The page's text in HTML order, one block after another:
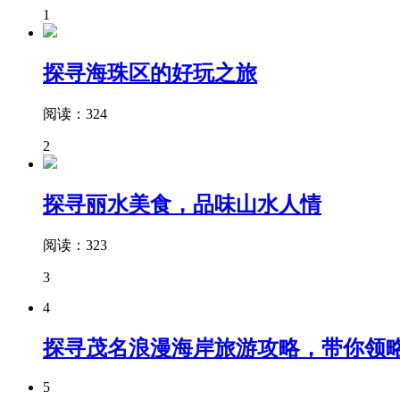
1
探寻海珠区的好玩之旅
阅读：324
2
探寻丽水美食，品味山水人情
阅读：323
3
4
探寻茂名浪漫海岸旅游攻略，带你领
5